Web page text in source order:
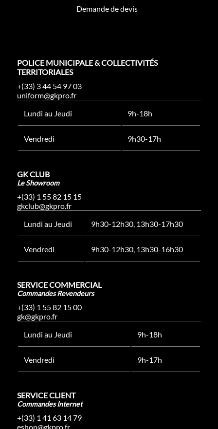
Demande de devis
POLICE MUNICIPALE & COLLECTIVITÉS
TERRITORIALES
+(33) 3 44 54 97 03
uniform@gkpro.fr
Lundi au Jeudi
9h-18h
Vendredi 9h30-17h
GK CLUB
Le Showroom
+(33) 1 55 82 15 15
gkclub@gkpro.fr
Lundi au Jeudi
9h30-12h30, 13h30-17h30
Vendredi 9h30-12h30, 13h30-16h30
SERVICE COMMERCIAL
Commandes Revendeurs
+(33) 1 55 82 15 00
gk@gkpro.fr
Lundi au Jeudi
9h-18h
Vendredi 9h-17h
SERVICE CLIENT
Commandes Internet
+(33) 1 41 63 14 79
eshop@gkpro.fr